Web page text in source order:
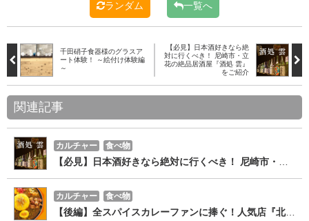
ランダム 一覧へ
千田硝子食器様のグラスア
ート体験！ ～絵付け体験編
～
【必見】日本酒好きなら絶
対に行くべき！ 尼崎市・立
花の絶品居酒屋『酒処 雲』
をご紹介
関連記事
カルチャー 食べ物
カルチャー 食べ物
【後編】全スパイスカレーファンに捧ぐ！人気店『北摂スパイス研究所』のスパイスカレーとスパイスの魅力！